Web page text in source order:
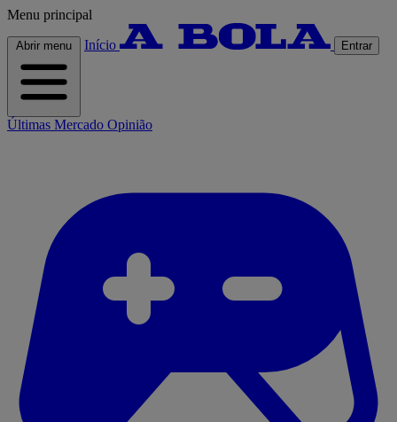
Menu principal
Abrir menu Início Entrar
Últimas Mercado Opinião